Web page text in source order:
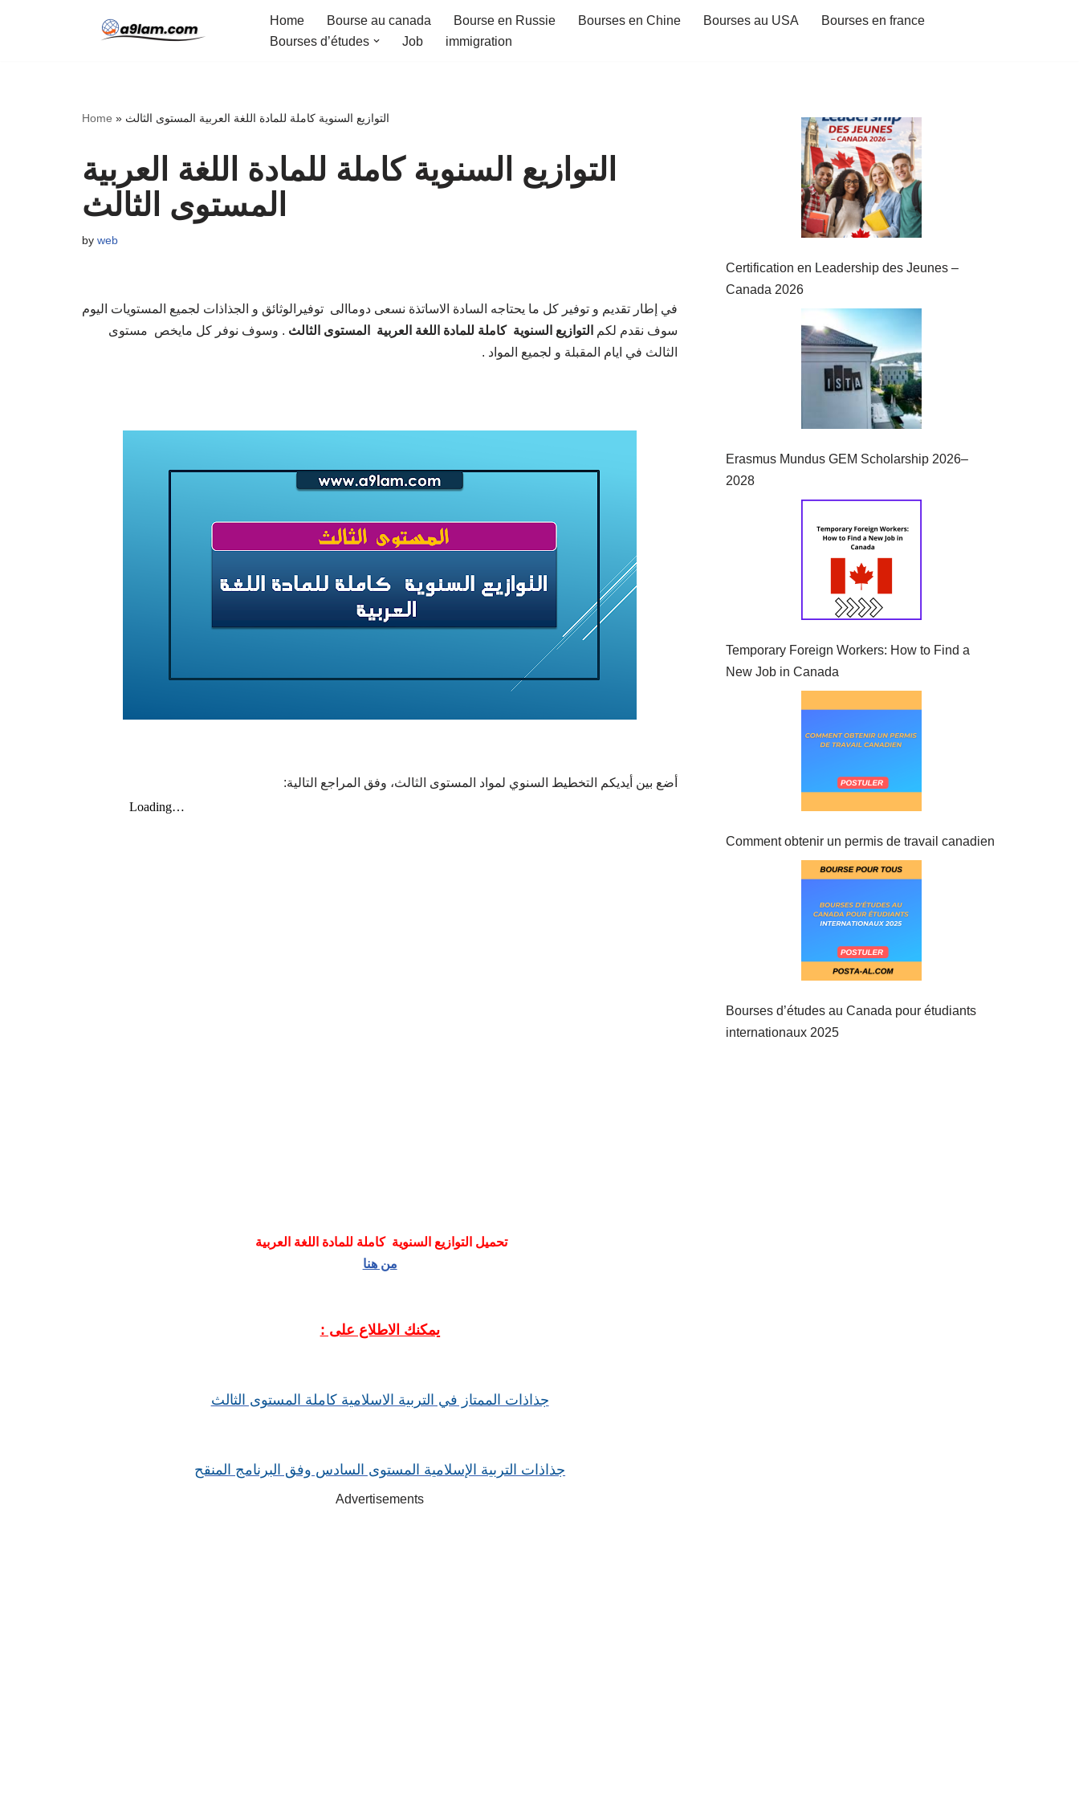
Home Bourse au canada Bourse en Russie Bourses en Chine Bourses au USA
Bourses en france
Bourses d’études
Job immigration
Home » التوازيع السنوية كاملة للمادة اللغة العربية المستوى الثالث
التوازيع السنوية كاملة للمادة اللغة العربية
المستوى الثالث
by web
في إطار تقديم و توفير كل ما يحتاجه السادة الاساتذة نسعى دوماالى توفيرالوثائق و الجذاذات لجميع المستويات اليوم
سوف نقدم لكم
التوازيع السنوية كاملة للمادة اللغة العربية المستوى الثالث . وسوف نوفر كل مايخص مستوى
الثالث في ايام المقبلة و لجميع المواد .
أضع بين أيديكم التخطيط السنوي لمواد المستوى الثالث، وفق المراجع التالية:
تحميل التوازيع السنوية كاملة للمادة اللغة العربية
من هنا
يمكنك الاطلاع على :
جذاذات الممتاز في التربية الاسلامية كاملة المستوى الثالث
جذاذات التربية الإسلامية المستوى السادس وفق البرنامج المنقح
Advertisements
Certification en Leadership des Jeunes –
Canada 2026
Erasmus Mundus GEM Scholarship 2026–
2028
Temporary Foreign Workers: How to Find a
New Job in Canada
Comment obtenir un permis de travail canadien
Bourses d’études au Canada pour étudiants
internationaux 2025